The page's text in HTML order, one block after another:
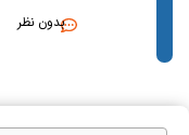
بدون نظر